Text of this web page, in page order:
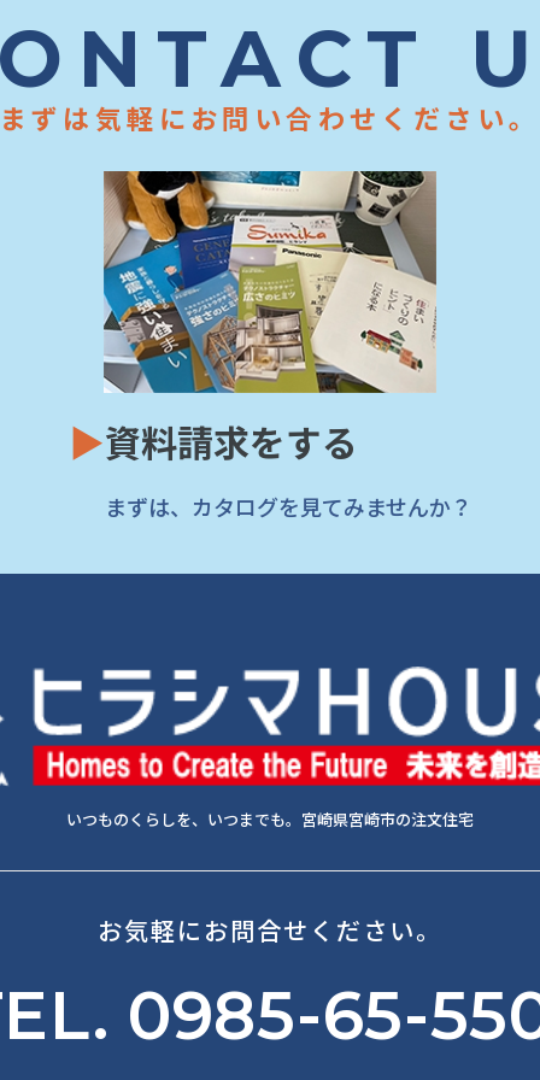
まずは気軽にお問い合わせください。
▶資料請求をする
まずは、カタログを見てみませんか？
いつものくらしを、いつまでも。宮崎県宮崎市の注文住宅
お気軽にお問合せください。
0985-65-